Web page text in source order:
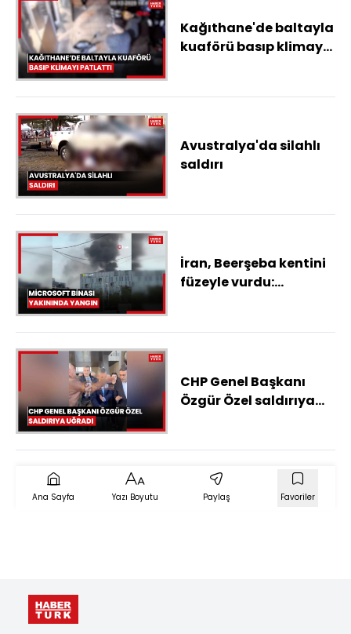
Kağıthane'de baltayla
kuaförü basıp klimayı
Avustralya'da silahlı
saldırı
İran, Beerşeba kentini
füzeyle vurdu:
CHP Genel Başkanı
Özgür Özel saldırıya
Ana Sayfa Yazı Boyutu Paylaş Favoriler